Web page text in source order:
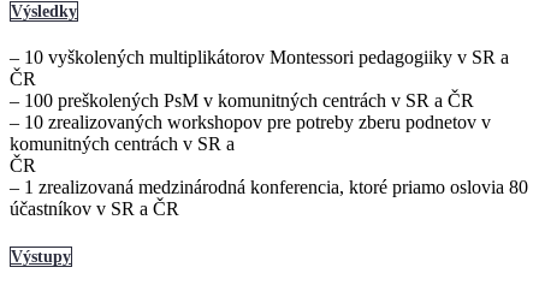
Výsledky
– 10 vyškolených multiplikátorov Montessori pedagogiiky v SR a
ČR
– 100 preškolených PsM v komunitných centrách v SR a ČR
– 10 zrealizovaných workshopov pre potreby zberu podnetov v
komunitných centrách v SR a
ČR
– 1 zrealizovaná medzinárodná konferencia, ktoré priamo oslovia 80
účastníkov v SR a ČR
Výstupy